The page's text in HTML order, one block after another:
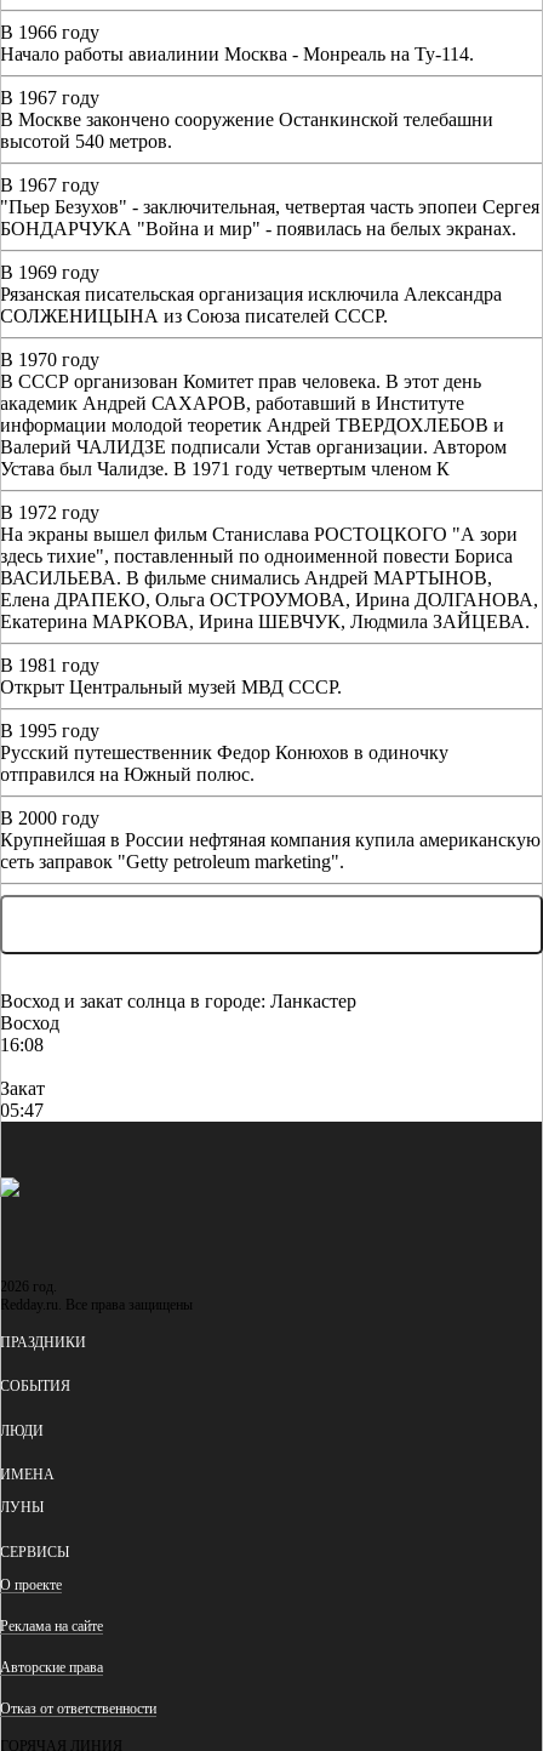
В 1966 году
Начало работы авиалинии Москва - Монреаль на Ту-114.
В 1967 году
В Москве закончено сооружение Останкинской телебашни
высотой 540 метров.
В 1967 году
"Пьер Безухов" - заключительная, четвертая часть эпопеи Сергея
БОНДАРЧУКА "Война и мир" - появилась на белых экранах.
В 1969 году
Рязанская писательская организация исключила Александра
СОЛЖЕНИЦЫНА из Союза писателей СССР.
В 1970 году
В СССР организован Комитет прав человека. В этот день
академик Андрей САХАРОВ, работавший в Институте
информации молодой теоретик Андрей ТВЕРДОХЛЕБОВ и
Валерий ЧАЛИДЗЕ подписали Устав организации. Автором
Устава был Чалидзе. В 1971 году четвертым членом К
В 1972 году
На экраны вышел фильм Станислава РОСТОЦКОГО "А зори
здесь тихие", поставленный по одноименной повести Бориса
ВАСИЛЬЕВА. В фильме снимались Андрей МАРТЫНОВ,
Елена ДРАПЕКО, Ольга ОСТРОУМОВА, Ирина ДОЛГАНОВА,
Екатерина МАРКОВА, Ирина ШЕВЧУК, Людмила ЗАЙЦЕВА.
В 1981 году
Открыт Центральный музей МВД СССР.
В 1995 году
Русский путешественник Федор Конюхов в одиночку
отправился на Южный полюс.
В 2000 году
Крупнейшая в России нефтяная компания купила американскую
сеть заправок "Getty petroleum marketing".
Восход и закат солнца в городе: Ланкастер
Восход
16:08
Закат
05:47
2026 год.
Redday.ru. Все права защищены
ПРАЗДНИКИ
СОБЫТИЯ
ЛЮДИ
ИМЕНА
ЛУНЫ
СЕРВИСЫ
О проекте
Реклама на сайте
Авторские права
Отказ от ответственности
ГОРЯЧАЯ ЛИНИЯ